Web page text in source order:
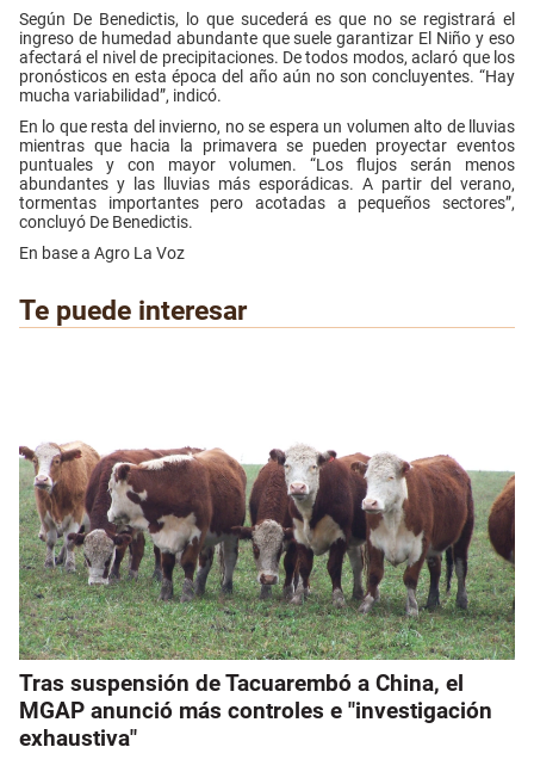
Según De Benedictis, lo que sucederá es que no se registrará el
ingreso de humedad abundante que suele garantizar El Niño y eso
afectará el nivel de precipitaciones. De todos modos, aclaró que los
pronósticos en esta época del año aún no son concluyentes. “Hay
mucha variabilidad”, indicó.
En lo que resta del invierno, no se espera un volumen alto de lluvias
mientras que hacia la primavera se pueden proyectar eventos
puntuales y con mayor volumen. “Los flujos serán menos
abundantes y las lluvias más esporádicas. A partir del verano,
tormentas importantes pero acotadas a pequeños sectores”,
concluyó De Benedictis.
En base a Agro La Voz
Te puede interesar
Tras suspensión de Tacuarembó a China, el
MGAP anunció más controles e "investigación
exhaustiva"